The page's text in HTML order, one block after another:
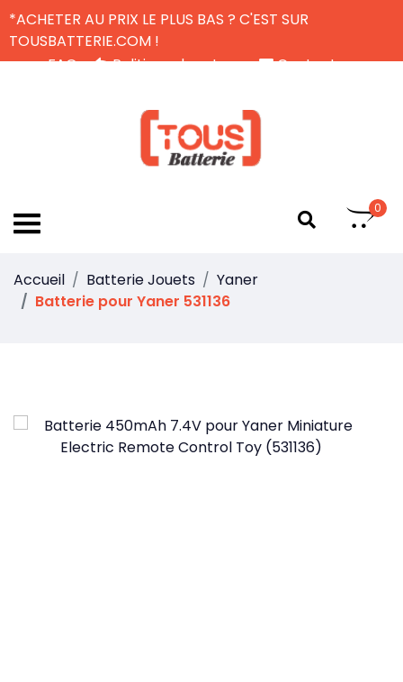
*ACHETER AU PRIX LE PLUS BAS ? C'EST SUR
TOUSBATTERIE.COM !
FAQ
Politique de retour
Contactez-nous
0
Accueil Batterie Jouets
Yaner
Batterie pour Yaner 531136